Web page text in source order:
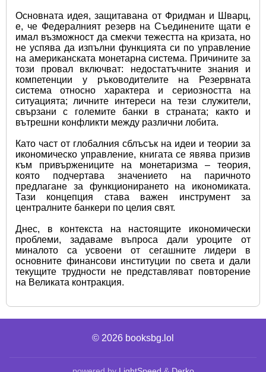
Основната идея, защитавана от Фридман и Шварц,
е, че Федералният резерв на Съединените щати е
имал възможност да смекчи тежестта на кризата, но
не успява да изпълни функцията си по управление
на американската монетарна система. Причините за
този провал включват: недостатъчните знания и
компетенции у ръководителите на Резервната
система относно характера и сериозността на
ситуацията; личните интереси на тези служители,
свързани с големите банки в страната; както и
вътрешни конфликти между различни лобита.
Като част от глобалния сблъсък на идеи и теории за
икономическо управление, книгата се явява призив
към привържениците на монетаризма – теория,
която подчертава значението на паричното
предлагане за функционирането на икономиката.
Тази концепция става важен инструмент за
централните банкери по целия свят.
Днес, в контекста на настоящите икономически
проблеми, задаваме въпроса дали уроците от
миналото са усвоени от сегашните лидери в
основните финансови институции по света и дали
текущите трудности не представляват повторение
на Великата контракция.
© 2026 booksbg.lol